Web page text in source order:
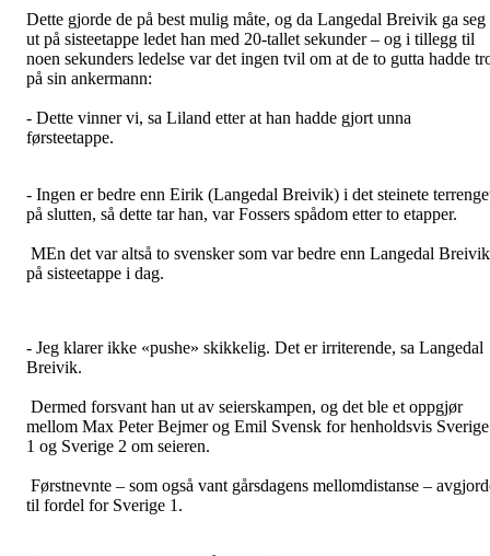
Dette gjorde de på best mulig måte, og da Langedal Breivik ga seg
ut på sisteetappe ledet han med 20-tallet sekunder – og i tillegg til
noen sekunders ledelse var det ingen tvil om at de to gutta hadde
på sin ankermann:
- Dette vinner vi, sa Liland etter at han hadde gjort unna
førsteetappe.
- Ingen er bedre enn Eirik (Langedal Breivik) i det steinete
på slutten, så dette tar han, var Fossers spådom etter to etapper.
MEn det var altså to svensker som var bedre enn Langedal Breivik
på sisteetappe i dag.
- Jeg klarer ikke «pushe» skikkelig. Det er irriterende, sa Langedal
Breivik.
Dermed forsvant han ut av seierskampen, og det ble et oppgjør
mellom Max Peter Bejmer og Emil Svensk for henholdsvis Sverige
1 og Sverige 2 om seieren.
Førstnevnte – som også vant gårsdagens mellomdistanse –
til fordel for Sverige 1.